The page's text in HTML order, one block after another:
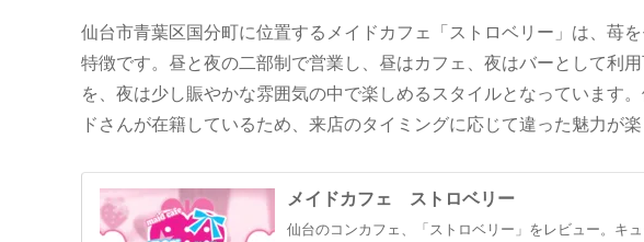
仙台市青葉区国分町に位置するメイドカフェ「ストロベリー」は、苺
特徴です。昼と夜の二部制で営業し、昼はカフェ、夜はバーとして利
を、夜は少し賑やかな雰囲気の中で楽しめるスタイルとなっています
ドさんが在籍しているため、来店のタイミングに応じて違った魅力が楽
メイドカフェ ストロベリー
仙台のコンカフェ、「ストロベリー」をレビュー。キ